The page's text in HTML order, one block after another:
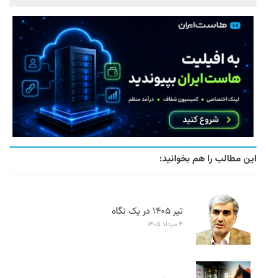
این مطالب را هم بخوانید:
تیر ۱۴۰۵ در یک نگاه
۴ مرداد ۱۴۰۵